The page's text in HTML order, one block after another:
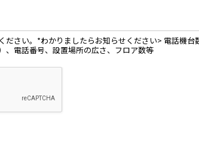
ださい。*わかりましたらお知らせください> 電話機
、電話番号、設置場所の広さ、フロア数等